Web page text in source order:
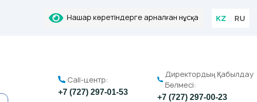
Нашар көретіндерге арналған нұсқа KZ RU
Call-центр:
+7 (727) 297-01-53
Директордың Қабылдау
Бөлмесі:
+7 (727) 297-00-23